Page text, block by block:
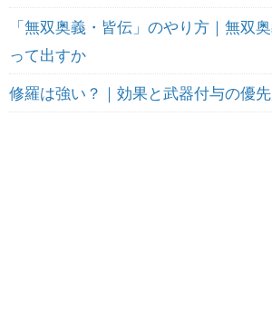
「無双奥義・皆伝」のやり方｜無双
って出すか
修羅は強い？｜効果と武器付与の優